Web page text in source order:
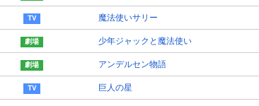
魔法使いサリー
少年ジャックと魔法使い
アンデルセン物語
巨人の星